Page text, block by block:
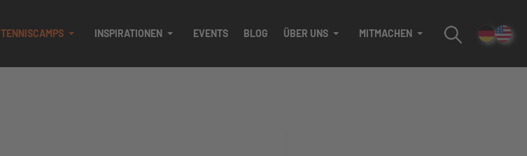
TENNISCAMPS INSPIRATIONEN EVENTS BLOG ÜBER UNS MITMACHEN